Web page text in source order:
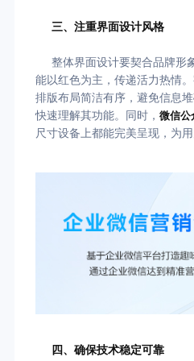
三、注重界面设计风格
整体界面设计要契合品牌形
能以红色为主，传递活力热情
排版布局简洁有序，避免信息
快速理解其功能。同时，微信公
尺寸设备上都能完美呈现，为
四、确保技术稳定可靠